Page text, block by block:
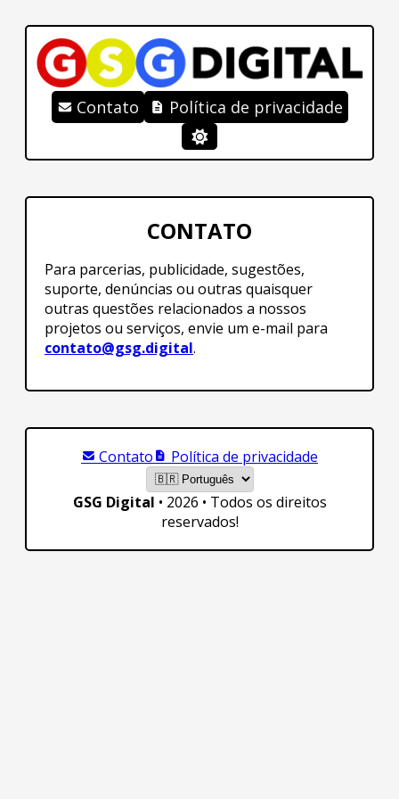
Contato Política de privacidade
CONTATO
Para parcerias, publicidade, sugestões,
suporte, denúncias ou outras quaisquer
outras questões relacionados a nossos
projetos ou serviços, envie um e-mail para
contato@gsg.digital.
Contato Política de privacidade
GSG Digital • 2026 • Todos os direitos
reservados!